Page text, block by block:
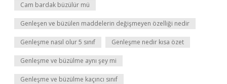
Cam bardak büzülür mü
Genleşen ve büzülen maddelerin değişmeyen özelliği nedir
Genleşme nasıl olur 5 sınıf Genleşme nedir kısa özet
Genleşme ve büzülme aynı şey mi
Genleşme ve büzülme kaçıncı sınıf